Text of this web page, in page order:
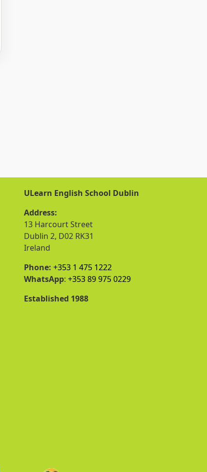
ULearn English School Dublin
Address:
13 Harcourt Street
Dublin 2, D02 RK31
Ireland
Phone: +353 1 475 1222
WhatsApp: +353 89 975 0229
Established 1988